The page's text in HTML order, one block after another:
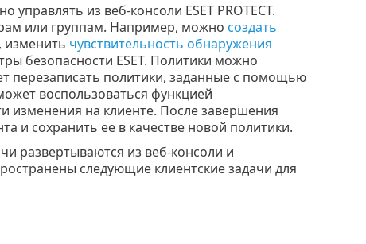
из веб-консоли ESET PROTECT.
или группам. Например, можно создать
изменить чувствительность обнаружения
безопасности ESET. Политики можно
перезаписать политики, заданные с помощью
воспользоваться функцией
изменения на клиенте. После завершения
и сохранить ее в качестве новой политики.
развертываются из веб-консоли и
следующие клиентские задачи для